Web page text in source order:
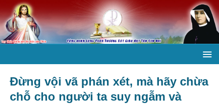
Đừng vội vã phán xét, mà hãy chừa
chỗ cho người ta suy ngẫm và